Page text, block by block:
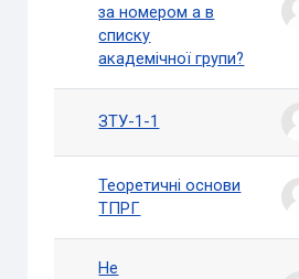
за номером а в
списку
академічної групи?
ЗТУ-1-1
Теоретичні основи
ТПРГ
Не